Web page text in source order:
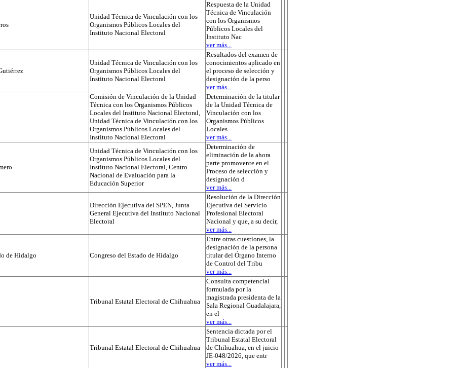
Unidad Técnica de Vinculación con los
Organismos Públicos Locales del
Instituto Nacional Electoral
Respuesta de la Unidad
Técnica de Vinculación
con los Organismos
Públicos Locales del
Instituto Nac
ver más...
Unidad Técnica de Vinculación con los
Organismos Públicos Locales del
Instituto Nacional Electoral
Resultados del examen de
conocimientos aplicado en
el proceso de selección y
designación de la perso
ver más...
Comisión de Vinculación de la Unidad
Técnica con los Organismos Públicos
Locales del Instituto Nacional Electoral,
Unidad Técnica de Vinculación con los
Organismos Públicos Locales del
Instituto Nacional Electoral
Determinación de la titular
de la Unidad Técnica de
Vinculación con los
Organismos Públicos
Locales
ver más...
Unidad Técnica de Vinculación con los
Organismos Públicos Locales del
Instituto Nacional Electoral, Centro
Nacional de Evaluación para la
Educación Superior
Determinación de
eliminación de la ahora
parte promovente en el
Proceso de selección y
designación d
ver más...
Dirección Ejecutiva del SPEN, Junta
General Ejecutiva del Instituto Nacional
Electoral
Resolución de la Dirección
Ejecutiva del Servicio
Profesional Electoral
Nacional y que, a su decir,
ver más...
de Hidalgo Congreso del Estado de Hidalgo
Entre otras cuestiones, la
designación de la persona
titular del Órgano Interno
de Control del Tribu
ver más...
Tribunal Estatal Electoral de Chihuahua
Consulta competencial
formulada por la
magistrada presidenta de la
Sala Regional Guadalajara,
en el
ver más...
Tribunal Estatal Electoral de Chihuahua
Sentencia dictada por el
Tribunal Estatal Electoral
de Chihuahua, en el juicio
JE-048/2026, que entr
ver más...